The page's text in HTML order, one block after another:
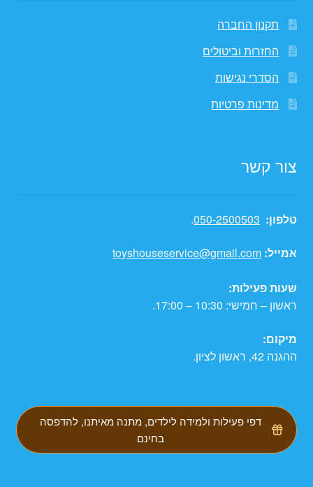
תקנון החברה
החזרות וביטולים
הסדרי נגישות
מדינות פרטיות
צור קשר
טלפון: 050-2500503
.
אמייל: toyshouseservice@gmail.com
שעות פעילות:
ראשון – חמישי: 10:30 – 17:00.
מיקום:
ההגנה 42, ראשון לציון.
דפי פעילות ולמידה לילדים, מתנה מאיתנו, להדפסה
בחינם